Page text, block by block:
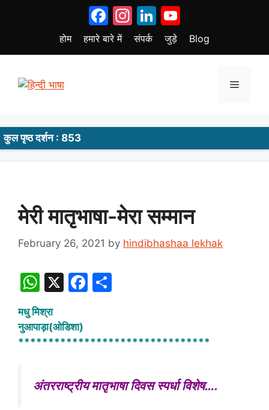
Facebook
Instagram
LinkedIn
होम हमारे बारे में संपर्क जुड़े Blog
Menu
कुल पृष्ठ दर्शन : 853
मेरी मातृभाषा-मेरा सम्मान
February 26, 2021 by hindibhashaa lekhak
W
at
s
p
p
X
F
e
o
o
e
मधु मिश्रा
नुआपाड़ा(ओडिशा)
********************************
अंतरराष्ट्रीय मातृभाषा दिवस स्पर्धा विशेष….